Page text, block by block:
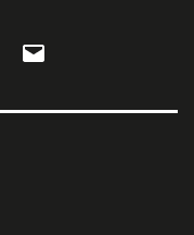
Instagram